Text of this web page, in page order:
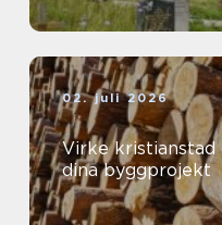
02. juli 2026
Virke kristianstad guide till rätt trä för
dina byggprojekt